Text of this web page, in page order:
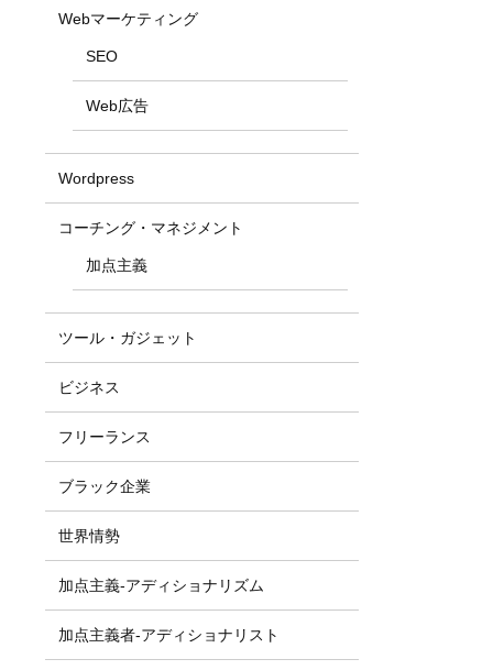
Webマーケティング
SEO
Web広告
Wordpress
コーチング・マネジメント
加点主義
ツール・ガジェット
ビジネス
フリーランス
ブラック企業
世界情勢
加点主義-アディショナリズム
加点主義者-アディショナリスト